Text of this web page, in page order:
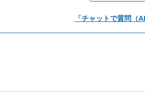
「チャットで質問（